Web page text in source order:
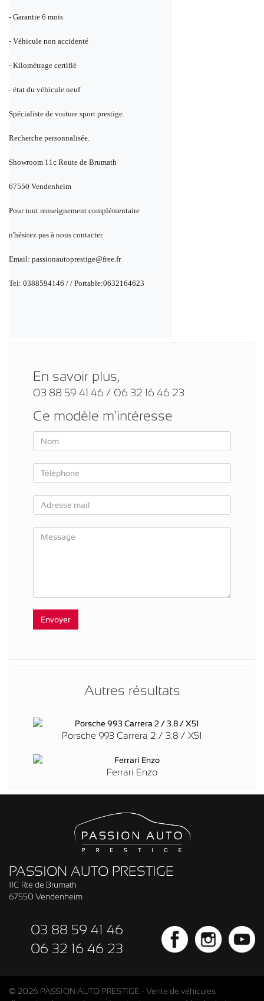
- Garantie 6 mois
- Véhicule non accidenté
- Kilométrage certifié
- état du véhicule neuf
Spécialiste de voiture sport prestige.
Recherche personnalisée.
Showroom 11c Route de Brumath
67550 Vendenheim
Pour tout renseignement complémentaire
n'hésitez pas à nous contacter.
Email: passionautoprestige@free.fr
Tel: 0388594146 / / Portable:0632164623
En savoir plus,
03 88 59 41 46 / 06 32 16 46 23
Ce modèle m'intéresse
Autres résultats
Porsche 993 Carrera 2 / 3.8 / X51
Ferrari Enzo
PASSION AUTO PRESTIGE
11C Rte de Brumath
67550 Vendenheim
03 88 59 41 46
06 32 16 46 23
© 2026 PASSION AUTO PRESTIGE - Vente de véhicules